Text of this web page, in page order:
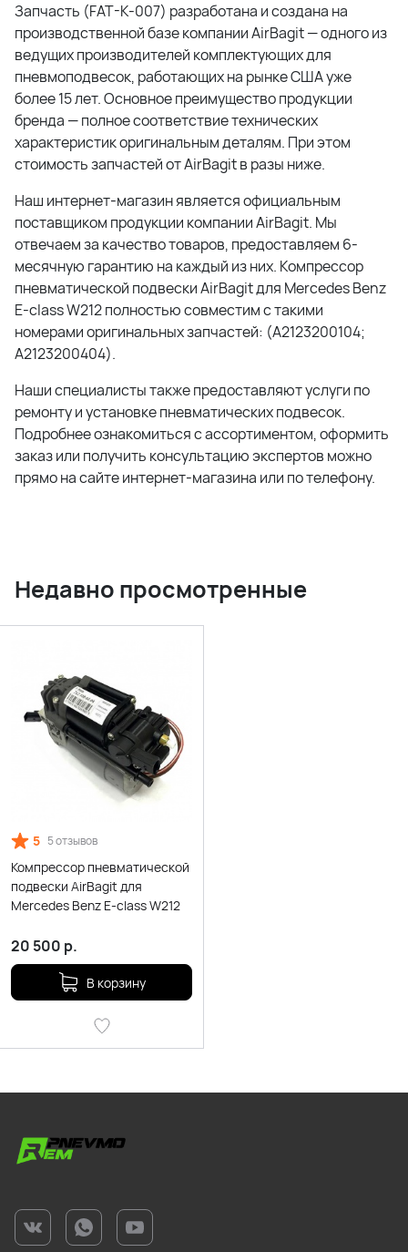
Запчасть (FAT-K-007) разработана и создана на
производственной базе компании AirBagit — одного из
ведущих производителей комплектующих для
пневмоподвесок, работающих на рынке США уже
более 15 лет. Основное преимущество продукции
бренда — полное соответствие технических
характеристик оригинальным деталям. При этом
стоимость запчастей от AirBagit в разы ниже.
Наш интернет-магазин является официальным
поставщиком продукции компании AirBagit. Мы
отвечаем за качество товаров, предоставляем 6-
месячную гарантию на каждый из них. Компрессор
пневматической подвески AirBagit для Mercedes Benz
E-class W212 полностью совместим с такими
номерами оригинальных запчастей: (A2123200104;
A2123200404).
Наши специалисты также предоставляют услуги по
ремонту и установке пневматических подвесок.
Подробнее ознакомиться с ассортиментом, оформить
заказ или получить консультацию экспертов можно
прямо на сайте интернет-магазина или по телефону.
Недавно просмотренные
5 5 отзывов
Компрессор пневматической
подвески AirBagit для
Mercedes Benz E-class W212
20 500 р.
В корзину